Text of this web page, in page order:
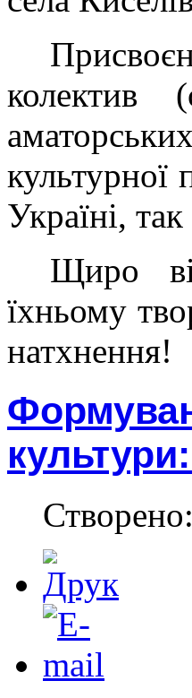
колектив
культурної
Україні,
Щиро
їхньому
натхнення!